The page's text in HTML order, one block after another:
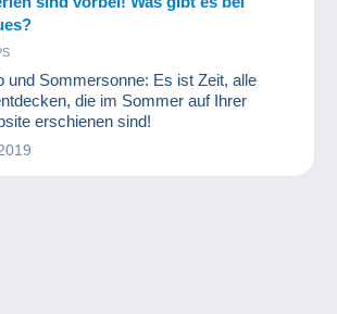
und Sommersonne: Es ist Zeit, alle
die im Sommer auf Ihrer
erschienen sind!